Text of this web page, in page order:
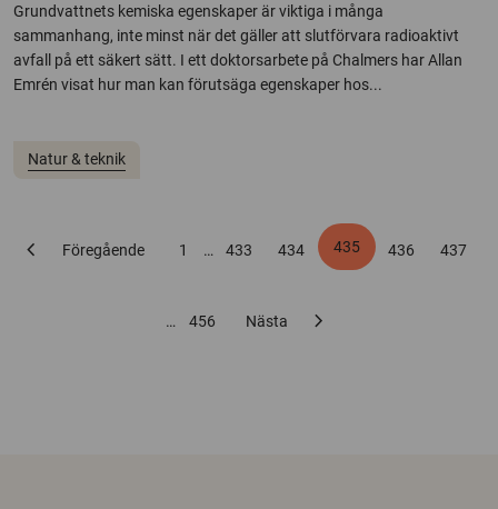
Grundvattnets kemiska egenskaper är viktiga i många
sammanhang, inte minst när det gäller att slutförvara radioaktivt
avfall på ett säkert sätt. I ett doktorsarbete på Chalmers har Allan
Emrén visat hur man kan förutsäga egenskaper hos...
Natur & teknik
chevron_left Föregående 1 … 433 434 435 436 437
… 456 Nästa chevron_right